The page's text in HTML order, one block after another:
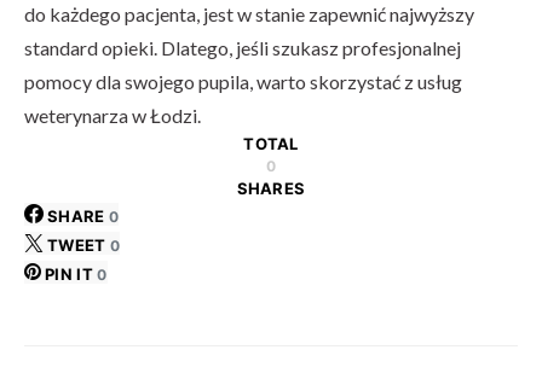
do każdego pacjenta, jest w stanie zapewnić najwyższy
standard opieki. Dlatego, jeśli szukasz profesjonalnej
pomocy dla swojego pupila, warto skorzystać z usług
weterynarza w Łodzi.
TOTAL
0
SHARES
SHARE 0
TWEET 0
PIN IT 0